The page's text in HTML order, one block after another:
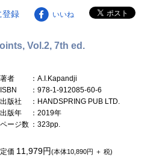
登録 いいね
Vol.2, 7th ed.
著者
：A.I.Kapandji
ISBN
：978-1-912085-60-6
出版社
：HANDSPRING PUB LTD.
出版年
：2019年
ページ数 ：323pp.
定価 11,979円(本体10,890円 ＋ 税)